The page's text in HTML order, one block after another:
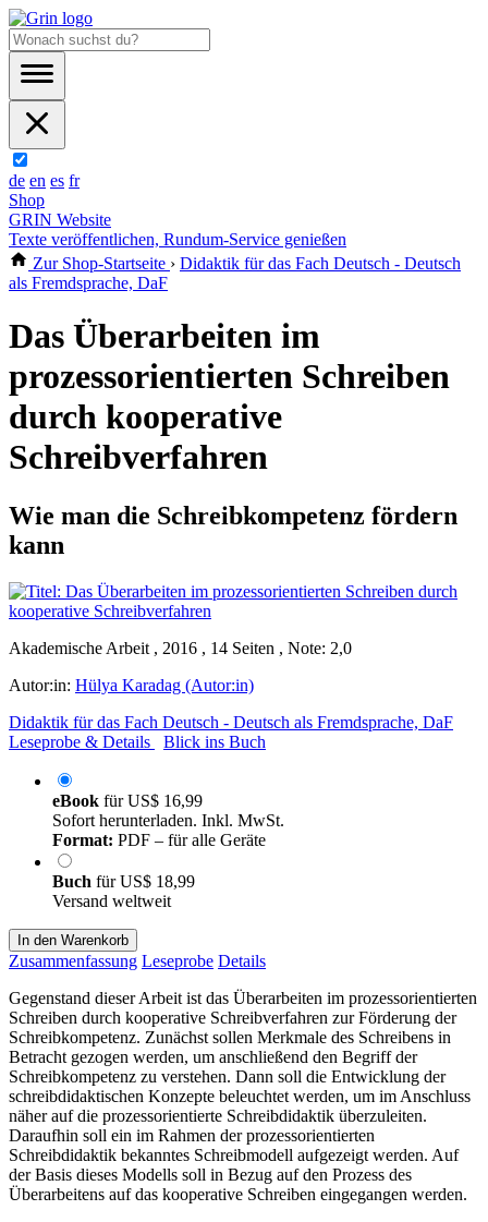
de en es fr
Shop
GRIN Website
Texte veröffentlichen, Rundum-Service genießen
Zur Shop-Startseite › Didaktik für das Fach Deutsch - Deutsch
als Fremdsprache, DaF
Das Überarbeiten im
prozessorientierten Schreiben
durch kooperative
Schreibverfahren
Wie man die Schreibkompetenz fördern
kann
Akademische Arbeit , 2016 , 14 Seiten , Note: 2,0
Autor:in: Hülya Karadag (Autor:in)
Didaktik für das Fach Deutsch - Deutsch als Fremdsprache, DaF
Leseprobe & Details
Blick ins Buch
eBook fürUS$ 16,99
Sofort herunterladen. Inkl. MwSt.
Format: PDF – für alle Geräte
Buch fürUS$ 18,99
Versand weltweit
In den Warenkorb
Zusammenfassung Leseprobe Details
Gegenstand dieser Arbeit ist das Überarbeiten im prozessorientierten
Schreiben durch kooperative Schreibverfahren zur Förderung der
Schreibkompetenz. Zunächst sollen Merkmale des Schreibens in
Betracht gezogen werden, um anschließend den Begriff der
Schreibkompetenz zu verstehen. Dann soll die Entwicklung der
schreibdidaktischen Konzepte beleuchtet werden, um im Anschluss
näher auf die prozessorientierte Schreibdidaktik überzuleiten.
Daraufhin soll ein im Rahmen der prozessorientierten
Schreibdidaktik bekanntes Schreibmodell aufgezeigt werden. Auf
der Basis dieses Modells soll in Bezug auf den Prozess des
Überarbeitens auf das kooperative Schreiben eingegangen werden.